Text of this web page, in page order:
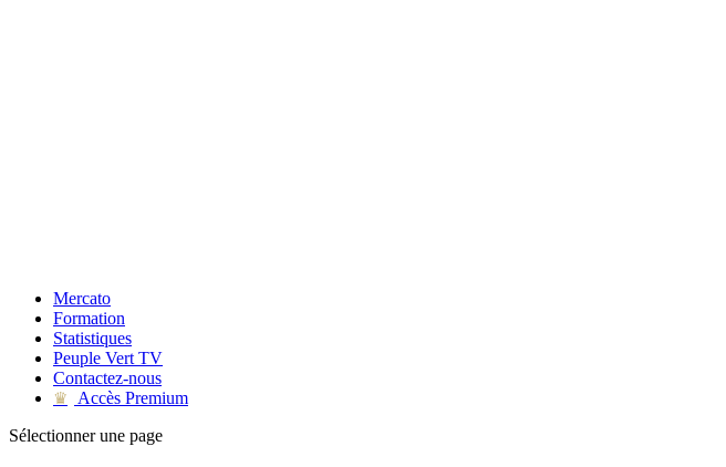
Mercato
Formation
Statistiques
Peuple Vert TV
Contactez-nous
♛
Accès Premium
Sélectionner une page